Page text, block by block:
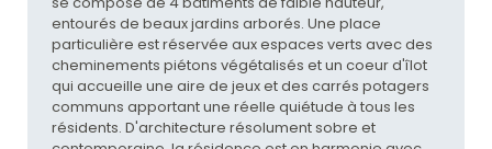
entourés de beaux jardins arborés. Une place
particulière est réservée aux espaces verts avec des
cheminements piétons végétalisés et un coeur d'îlot
qui accueille une aire de jeux et des carrés potagers
communs apportant une réelle quiétude à tous les
résidents. D'architecture résolument sobre et